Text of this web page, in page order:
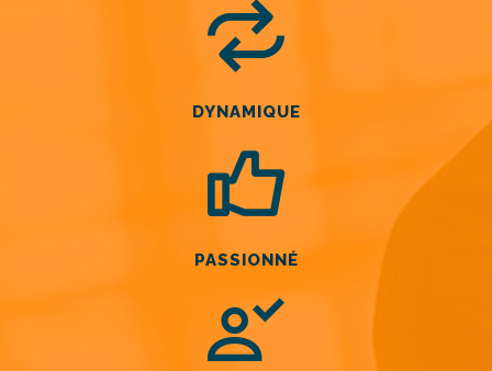
DYNAMIQUE
PASSIONNÉ